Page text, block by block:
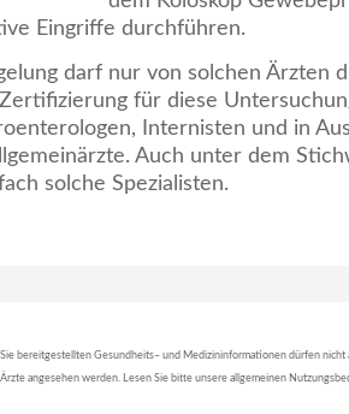
Eingriffe durchführen.
darf nur von solchen Ärzten
für diese
Internisten und in
Auch unter dem
solche Spezialisten.
bereitgestellten Gesundheits– und Medizininformationen dürfen nicht
angesehen werden. Lesen Sie bitte unsere allgemeinen